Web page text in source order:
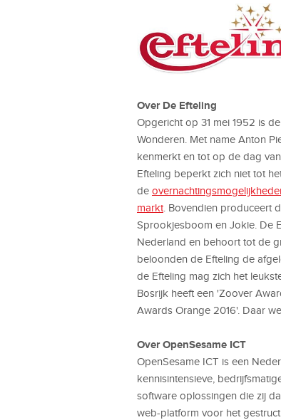
Over De Efteling
Opgericht op 31 mei 1952 is
Wonderen. Met name Anton
kenmerkt en tot op de dag
Efteling beperkt zich niet tot
de
markt . Bovendien produceert
Sprookjesboom en Jokie. De
Nederland en behoort tot de
beloonden de Efteling de
de Efteling mag zich het
Bosrijk heeft een 'Zoover
Awards Orange 2016'. Daar
Over OpenSesame ICT
OpenSesame ICT is een
kennisintensieve,
software oplossingen die zij
web-platform voor het